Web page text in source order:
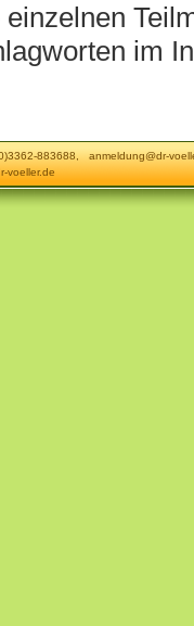
einzelnen
im
883688, anmeldung@dr-
voeller.de